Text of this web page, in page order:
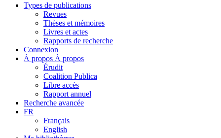
Types de publications
Revues
Thèses et mémoires
Livres et actes
Rapports de recherche
Connexion
À propos À propos
Érudit
Coalition Publica
Libre accès
Rapport annuel
Recherche avancée
FR
Français
English